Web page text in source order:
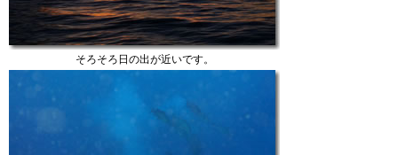
そろそろ日の出が近いです。